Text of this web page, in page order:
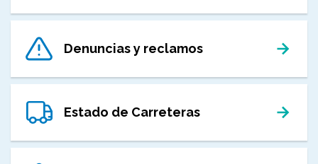
Denuncias y reclamos
Estado de Carreteras